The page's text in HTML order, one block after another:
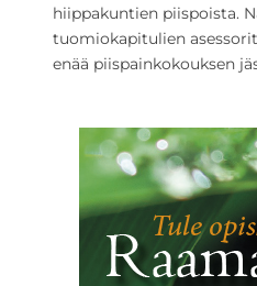
hiippakuntien piispoista.
tuomiokapitulien
enää piispainkokouksen